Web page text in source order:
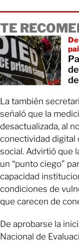
TE
La también
señaló que la
desactualizada, al
conectividad digital
social. Advirtió que
un “punto ciego”
capacidad
condiciones de
que carecen de
De aprobarse la
Nacional de